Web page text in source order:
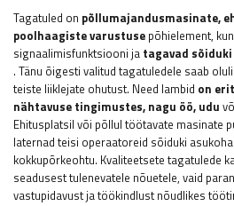
Tagatuled on põllumajandusmasinate,
poolhaagiste varustuse põhielement,
signaalimisfunktsiooni ja tagavad
. Tänu õigesti valitud tagatuledele saab
teiste liiklejate ohutust. Need lambid on
nähtavuse tingimustes, nagu öö, udu
Ehitusplatsil või põllul töötavate masinate
laternad teisi operaatoreid sõiduki
kokkupõrkeohtu. Kvaliteetsete tagatulede
seadusest tulenevatele nõuetele, vaid
vastupidavust ja töökindlust nõudlikes